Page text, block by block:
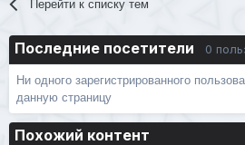
Перейти к списку тем
Последние посетители 0
Ни одного зарегистрированного
данную страницу
Похожий контент